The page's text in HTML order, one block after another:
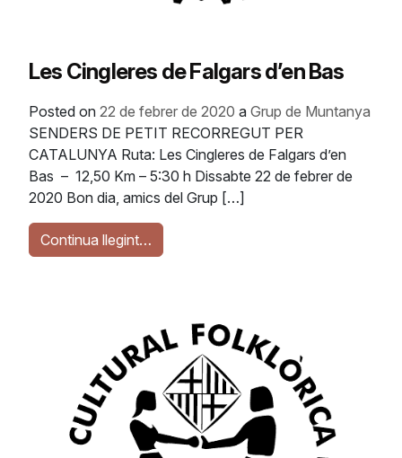
Les Cingleres de Falgars d’en Bas
Posted on 22 de febrer de 2020 a Grup de Muntanya
SENDERS DE PETIT RECORREGUT PER
CATALUNYA Ruta: Les Cingleres de Falgars d’en
Bas – 12,50 Km – 5:30 h Dissabte 22 de febrer de
2020 Bon dia, amics del Grup […]
Continua llegint…